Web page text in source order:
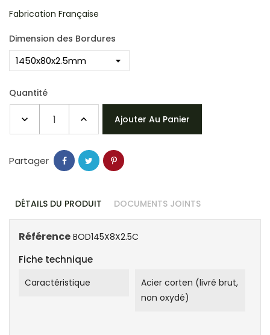
Fabrication Française
Dimension des Bordures
Quantité
Ajouter Au Panier
Partager
DÉTAILS DU PRODUIT DOCUMENTS JOINTS
Référence BOD145X8X2.5C
Fiche technique
Caractéristique
Acier corten (livré brut,
non oxydé)